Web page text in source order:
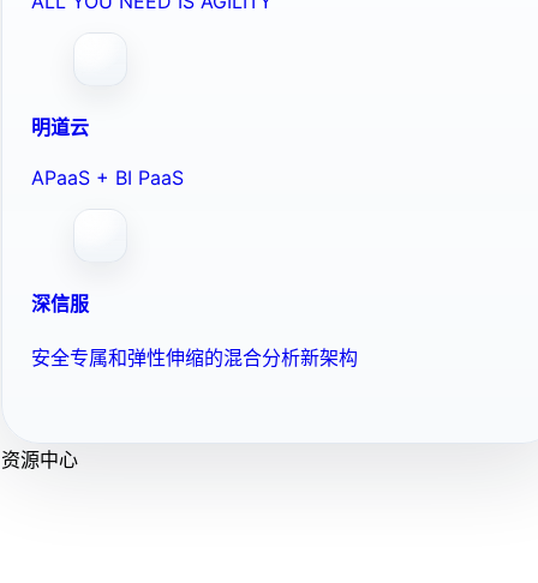
明道云
APaaS + BI PaaS
深信服
安全专属和弹性伸缩的混合分析新架构
资源中心